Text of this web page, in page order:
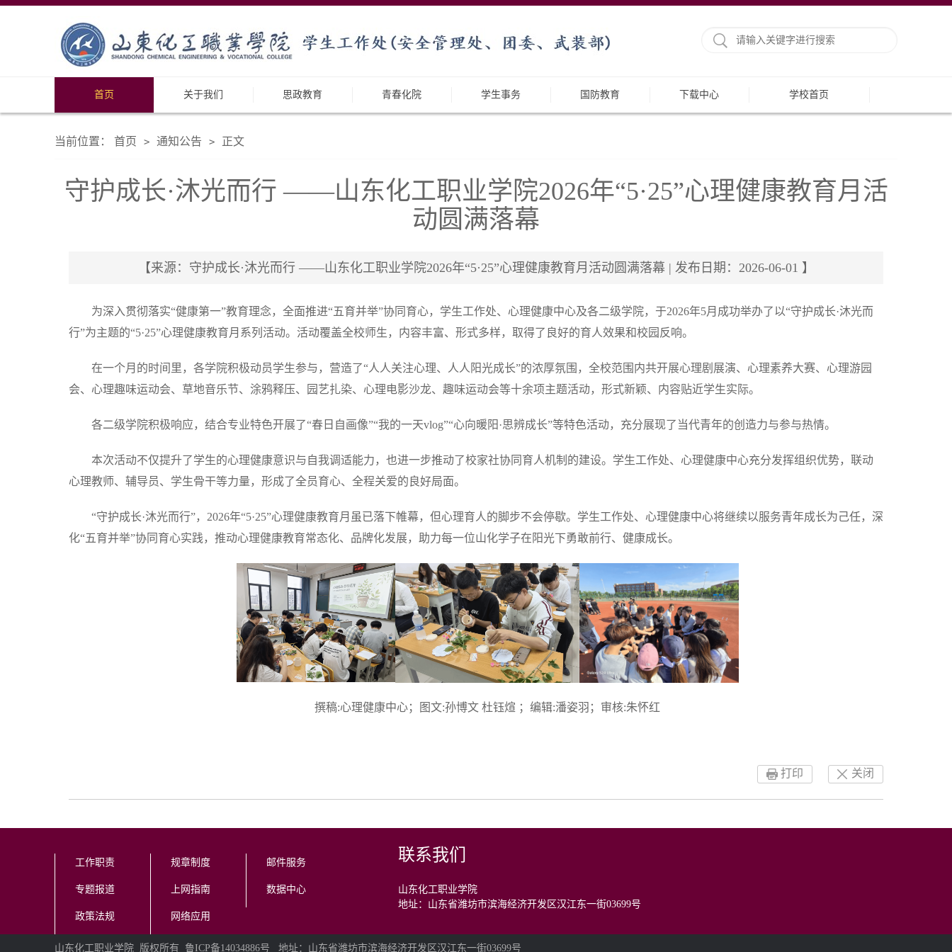
首页 关于我们 思政教育 青春化院 学生事务 国防教育 下载中心 学校首页
当前位置： 首页 > 通知公告 > 正文
守护成长·沐光而行 ——山东化工职业学院2026年“5·25”心理健康教育月活
动圆满落幕
【来源：守护成长·沐光而行 ——山东化工职业学院2026年“5·25”心理健康教育月活动圆满落幕 | 发布日期：2026-06-01 】
为深入贯彻落实“健康第一”教育理念，全面推进“五育并举”协同育心，学生工作处、心理健康中心及各二级学院，于2026年5月成功举办了以“守护成长·沐光而
行”为主题的“5·25”心理健康教育月系列活动。活动覆盖全校师生，内容丰富、形式多样，取得了良好的育人效果和校园反响。
在一个月的时间里，各学院积极动员学生参与，营造了“人人关注心理、人人阳光成长”的浓厚氛围，全校范围内共开展心理剧展演、心理素养大赛、心理游园
会、心理趣味运动会、草地音乐节、涂鸦释压、园艺扎染、心理电影沙龙、趣味运动会等十余项主题活动，形式新颖、内容贴近学生实际。
各二级学院积极响应，结合专业特色开展了“春日自画像”“我的一天vlog”“心向暖阳·思辨成长”等特色活动，充分展现了当代青年的创造力与参与热情。
本次活动不仅提升了学生的心理健康意识与自我调适能力，也进一步推动了校家社协同育人机制的建设。学生工作处、心理健康中心充分发挥组织优势，联动
心理教师、辅导员、学生骨干等力量，形成了全员育心、全程关爱的良好局面。
“守护成长·沐光而行”，2026年“5·25”心理健康教育月虽已落下帷幕，但心理育人的脚步不会停歇。学生工作处、心理健康中心将继续以服务青年成长为己任，深
化“五育并举”协同育心实践，推动心理健康教育常态化、品牌化发展，助力每一位山化学子在阳光下勇敢前行、健康成长。
撰稿:心理健康中心；图文:孙博文 杜钰煊 ；编辑:潘姿羽；审核:朱怀红
关闭
打印
工作职责
专题报道
政策法规
规章制度
上网指南
网络应用
邮件服务
数据中心
联系我们
山东化工职业学院
地址：山东省潍坊市滨海经济开发区汉江东一街03699号
山东化工职业学院 版权所有 鲁ICP备14034886号 地址：山东省潍坊市滨海经济开发区汉江东一街03699号